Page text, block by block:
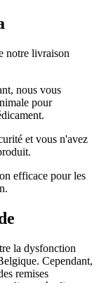
notre livraison
nous vous
pour
et vous n'avez
efficace pour les
la dysfonction
Cependant,
remises